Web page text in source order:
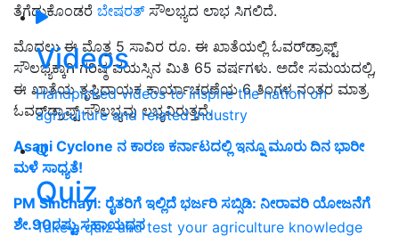
Videos
Handpicked videos to inspire the nation on
agriculture and related industry
Quiz
Take a quiz and test your agriculture knowledge
ತೆಗೆದುಕೊಂಡರೆ ಬೇಷರತ್ಸೌಲಭ್ಯದ ಲಾಭ ಸಿಗಲಿದೆ.
ಮೊದಲು ಈ ಮೊತ್ತ 5 ಸಾವಿರ ರೂ. ಈ ಖಾತೆಯಲ್ಲಿ ಓವರ್‌ಡ್ರಾಫ್ಟ್
ಸೌಲಭ್ಯಕ್ಕಾಗಿ ಗರಿಷ್ಠ ವಯಸ್ಸಿನ ಮಿತಿ 65 ವರ್ಷಗಳು. ಅದೇ ಸಮಯದಲ್ಲಿ,
ಈ ಖಾತೆಯ ತೃಪ್ತಿದಾಯಕ ಕಾರ್ಯಾಚರಣೆಯ 6 ತಿಂಗಳ ನಂತರ ಮಾತ್ರ
ಓವರ್‌ಡ್ರಾಫ್ಟ್ ಸೌಲಭ್ಯವು ಲಭ್ಯವಿರುತ್ತದೆ.
Asani Cyclone ನ ಕಾರಣ ಕರ್ನಾಟದಲ್ಲಿ ಇನ್ನೂ ಮೂರು ದಿನ ಭಾರೀ
ಮಳೆ ಸಾಧ್ಯತೆ!
PM Sinchayi: ರೈತರಿಗೆ ಇಲ್ಲಿದೆ ಭರ್ಜರಿ ಸಬ್ಸಿಡಿ: ನೀರಾವರಿ ಯೋಜನೆಗೆ
ಶೇ.90ರಷ್ಟು ಸಹಾಯಧನ